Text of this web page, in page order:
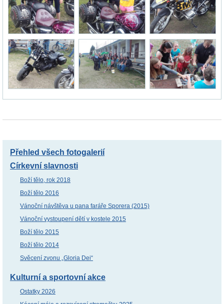
Přehled všech fotogalerií
Církevní slavnosti
Boží tělo, rok 2018
Boží tělo 2016
Vánoční návštěva u pana faráře Sporera (2015)
Vánoční vystoupení dětí v kostele 2015
Boží tělo 2015
Boží tělo 2014
Svěcení zvonu „Gloria Dei“
Kulturní a sportovní akce
Ostatky 2026